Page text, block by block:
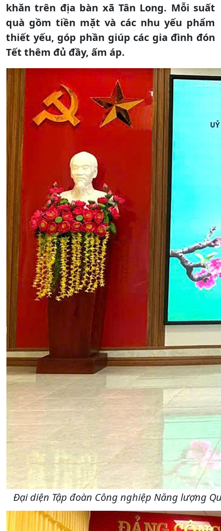
khăn trên địa bàn xã Tân Long. Mỗi suất
quà gồm tiền mặt và các nhu yếu phẩm
thiết yếu, góp phần giúp các gia đình đón
Tết thêm đủ đầy, ấm áp.
Đại diện Tập đoàn Công nghiệp Năng lượng